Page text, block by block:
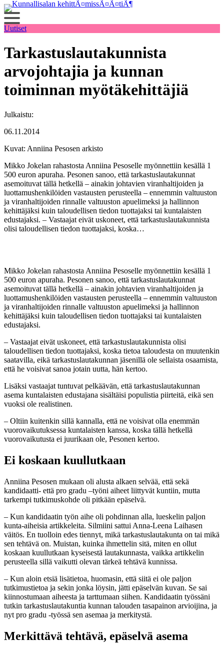
Siirry
sisältöön
Uutiset
Tarkastuslautakunnista
arvojohtajia ja kunnan
toiminnan myötäkehittäjiä
Julkaistu:
06.11.2014
Kuvat: Anniina Pesosen arkisto
Mikko Jokelan rahastosta Anniina Pesoselle myönnettiin kesällä 1
500 euron apuraha. Pesonen sanoo, että tarkastuslautakunnat
asemoituvat tällä hetkellä – ainakin johtavien viranhaltijoiden ja
luottamushenkilöiden vastausten perusteella – ennemmin valtuuston
ja viranhaltijoiden rinnalle valtuuston apuelimeksi ja hallinnon
kehittäjäksi kuin taloudellisen tiedon tuottajaksi tai kuntalaisten
edustajaksi. – Vastaajat eivät uskoneet, että tarkastuslautakunnista
olisi taloudellisen tiedon tuottajaksi, koska…
Mikko Jokelan rahastosta Anniina Pesoselle myönnettiin kesällä 1
500 euron apuraha. Pesonen sanoo, että tarkastuslautakunnat
asemoituvat tällä hetkellä – ainakin johtavien viranhaltijoiden ja
luottamushenkilöiden vastausten perusteella – ennemmin valtuuston
ja viranhaltijoiden rinnalle valtuuston apuelimeksi ja hallinnon
kehittäjäksi kuin taloudellisen tiedon tuottajaksi tai kuntalaisten
edustajaksi.
– Vastaajat eivät uskoneet, että tarkastuslautakunnista olisi
taloudellisen tiedon tuottajaksi, koska tietoa taloudesta on muutenkin
saatavilla, eikä tarkastuslautakunnan jäsenillä ole sellaista osaamista,
että he voisivat sanoa jotain uutta, hän kertoo.
Lisäksi vastaajat tuntuvat pelkäävän, että tarkastuslautakunnan
asema kuntalaisten edustajana sisältäisi populistia piirteitä, eikä sen
vuoksi ole realistinen.
– Oltiin kuitenkin sillä kannalla, että ne voisivat olla enemmän
vuorovaikutuksessa kuntalaisten kanssa, koska tällä hetkellä
vuorovaikutusta ei juurikaan ole, Pesonen kertoo.
Ei koskaan kuullutkaan
Anniina Pesosen mukaan oli alusta alkaen selvää, että sekä
kandidaatti- että pro gradu –työni aiheet liittyvät kuntiin, mutta
tarkempi tutkimuskohde oli pitkään epäselvä.
– Kun kandidaatin työn aihe oli pohdinnan alla, lueskelin paljon
kunta-aiheisia artikkeleita. Silmiini sattui Anna-Leena Laihasen
väitös. En tuolloin edes tiennyt, mikä tarkastuslautakunta on tai mikä
sen tehtävä on. Muistan, kuinka ihmettelin sitä, miten en ollut
koskaan kuullutkaan kyseisestä lautakunnasta, vaikka artikkelin
perusteella sillä vaikutti olevan tärkeä tehtävä kunnissa.
– Kun aloin etsiä lisätietoa, huomasin, että siitä ei ole paljon
tutkimustietoa ja sekin jonka löysin, jätti epäselvän kuvan. Se sai
kiinnostumaan aiheesta ja tarttumaan siihen. Kandidaatin työssäni
tutkin tarkastuslautakuntia kunnan talouden tasapainon arvioijina, ja
nyt pro gradu -työssä sen asemaa ja merkitystä.
Merkittävä tehtävä, epäselvä asema